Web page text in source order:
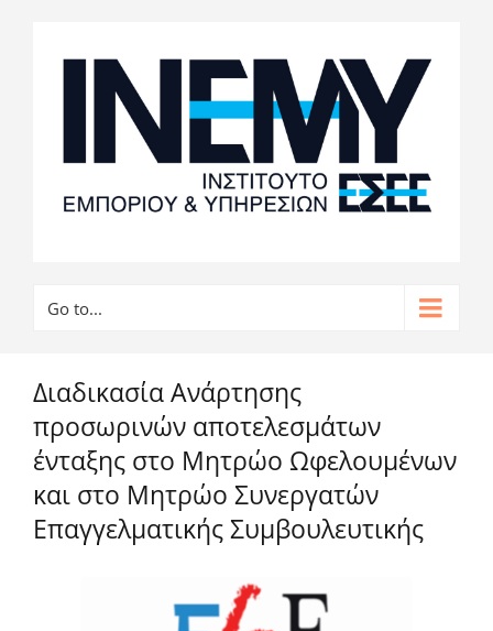
Go to...
Διαδικασία Ανάρτησης
προσωρινών αποτελεσμάτων
ένταξης στο Μητρώο Ωφελουμένων
και στο Μητρώο Συνεργατών
Επαγγελματικής Συμβουλευτικής